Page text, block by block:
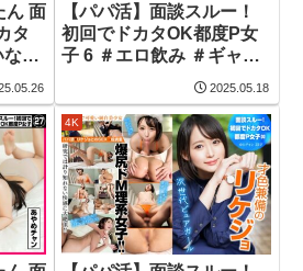
ん 面
タ
チ
【パパ活】面談スルー！
初回でドカタOK都度P女
子 6 ＃エロ飲み ＃ギャラ
飲み ＃えち派遣 歌舞伎の
最狂Girl さりなチャン25
才
2025.05.18
4K